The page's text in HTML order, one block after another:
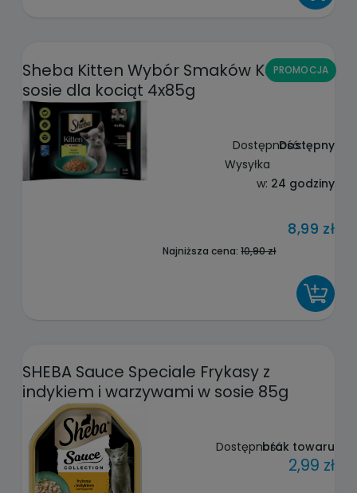
Sheba Kitten Wybór Smaków Karma w
sosie dla kociąt 4x85g
Dostępność:Dostępny
Wysyłka
w: 24 godziny
8,99 zł
Najniższa cena:10,90 zł
PROMOCJA
SHEBA Sauce Speciale Frykasy z
indykiem i warzywami w sosie 85g
Dostępność:brak towaru
2,99 zł